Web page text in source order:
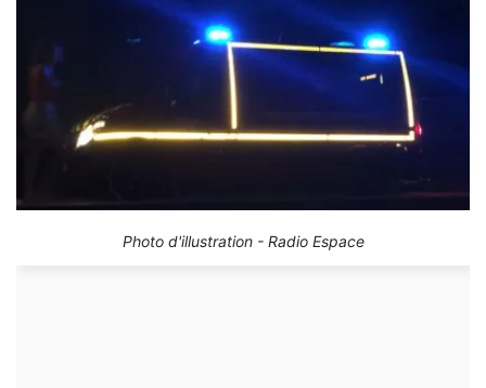
Photo d'illustration - Radio Espace